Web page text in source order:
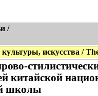
/
искусства /
китайской
школы